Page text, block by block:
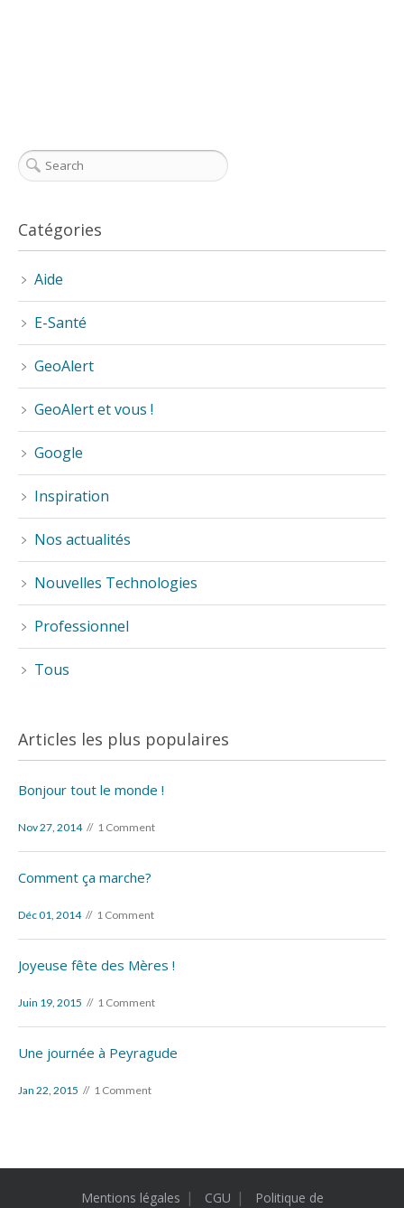
Catégories
Aide
E-Santé
GeoAlert
GeoAlert et vous !
Google
Inspiration
Nos actualités
Nouvelles Technologies
Professionnel
Tous
Articles les plus populaires
Bonjour tout le monde !
Nov 27, 2014 1 Comment
Comment ça marche?
Déc 01, 2014 1 Comment
Joyeuse fête des Mères !
Juin 19, 2015 1 Comment
Une journée à Peyragude
Jan 22, 2015 1 Comment
Mentions légales CGU Politique de